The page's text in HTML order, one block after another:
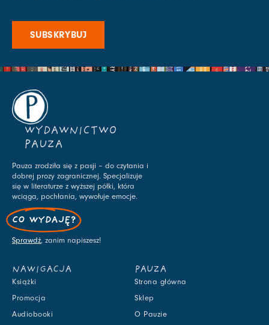
SUBSKRYBUJ
WYDAWNICTWO
PAUZA
Pauza zrodziła się z pasji – do czytania i
dobrej prozy zagranicznej. Specjalizuje
się w literaturze z wyższej półki, która
wciąga, pochłania, wywołuje emocje.
CO WYDAJĘ?
Sprawdź, zanim napiszesz!
NAWIGACJA
Książki
Promocja
Audiobooki
PAUZA
Strona główna
Sklep
O Pauzie